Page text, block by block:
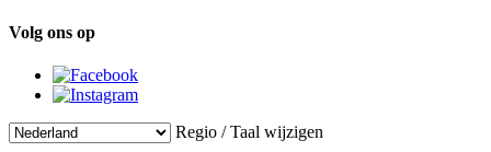
Volg ons op
Regio / Taal wijzigen